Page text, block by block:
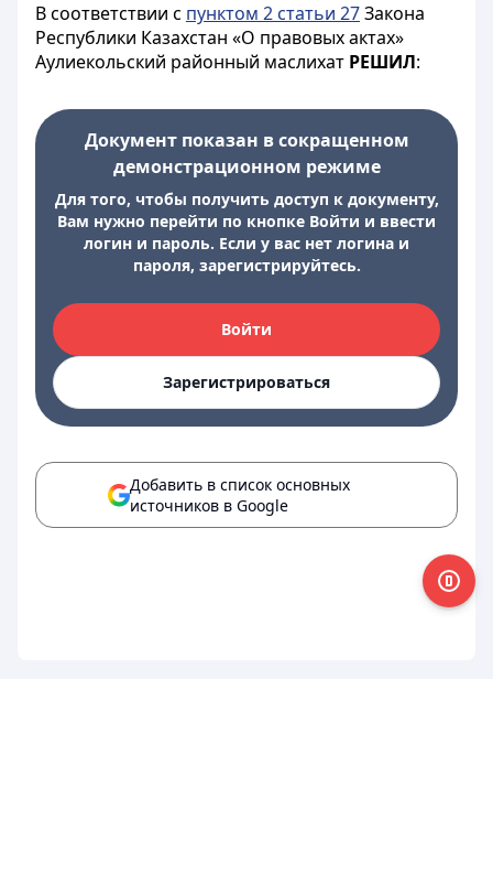
В соответствии с пунктом 2 статьи 27Закона
Республики Казахстан «О правовых актах»
Аулиекольский районный маслихат РЕШИЛ:
Документ показан в сокращенном
демонстрационном режиме
Для того, чтобы получить доступ к документу,
Вам нужно перейти по кнопке Войти и ввести
логин и пароль. Если у вас нет логина и
пароля, зарегистрируйтесь.
Войти
Зарегистрироваться
Добавить в список основных
источников в Google